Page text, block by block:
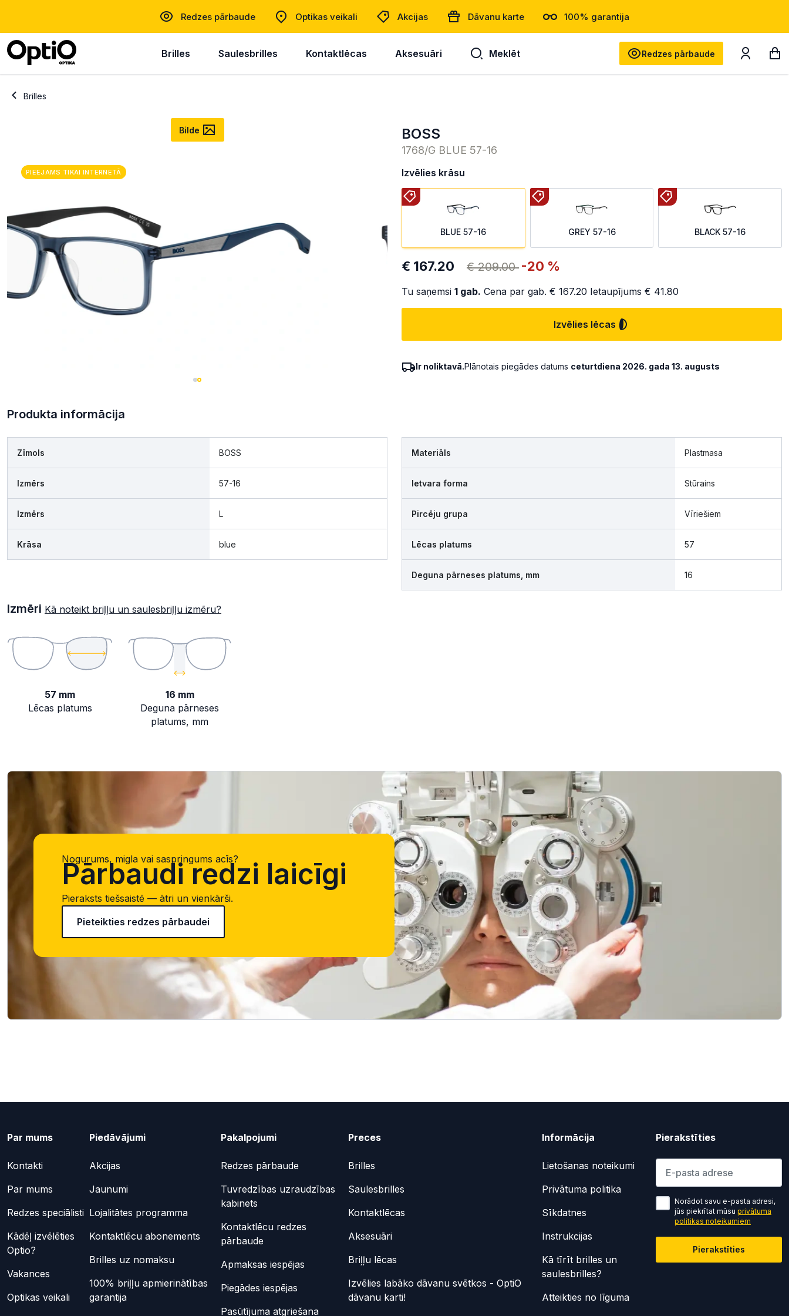
Redzes pārbaude Optikas veikali Akcijas Dāvanu karte 100% garantija
Brilles Saulesbrilles Kontaktlēcas Aksesuāri Meklēt Redzes pārbaude
Brilles
Bilde
PIEEJAMS TIKAI INTERNETĀ
BOSS
1768/G BLUE 57-16
Izvēlies krāsu
BLUE 57-16 GREY 57-16 BLACK 57-16
€ 167.20 € 209.00 -20 %
Tu saņemsi 1 gab. Cena par gab. € 167.20 Ietaupījums € 41.80
Izvēlies lēcas
Ir noliktavā.Plānotais piegādes datums ceturtdiena 2026. gada 13. augusts
Produkta informācija
Zīmols BOSS
Izmērs 57-16
Izmērs L
Krāsa blue
Materiāls Plastmasa
Ietvara forma Stūrains
Pircēju grupa Vīriešiem
Lēcas platums 57
Deguna pārneses platums, mm 16
Izmēri Kā noteikt briļļu un saulesbriļļu izmēru?
57 mm
Lēcas platums
16 mm
Deguna pārneses
platums, mm
Nogurums, migla vai saspringums acīs?
Pārbaudi redzi laicīgi
Pieraksts tiešsaistē — ātri un vienkārši.
Pieteikties redzes pārbaudei
Par mums
Kontakti
Par mums
Redzes speciālisti
Kādēļ izvēlēties
Optio?
Vakances
Optikas veikali
Piedāvājumi
Akcijas
Jaunumi
Lojalitātes programma
Kontaktlēcu abonements
Brilles uz nomaksu
100% briļļu apmierinātības
garantija
Pakalpojumi
Redzes pārbaude
Tuvredzības uzraudzības
kabinets
Kontaktlēcu redzes
pārbaude
Apmaksas iespējas
Piegādes iespējas
Pasūtījuma atgriešana
Preces
Brilles
Saulesbrilles
Kontaktlēcas
Aksesuāri
Briļļu lēcas
Izvēlies labāko dāvanu svētkos - OptiO
dāvanu karti!
Informācija
Lietošanas noteikumi
Privātuma politika
Sīkdatnes
Instrukcijas
Kā tīrīt brilles un
saulesbrilles?
Atteikties no līguma
Pierakstīties
Lūdzu ievadiet e-pasta adresi
Norādot savu e-pasta adresi,
jūs piekrītat mūsu privātuma
politikas noteikumiem
Pierakstīties